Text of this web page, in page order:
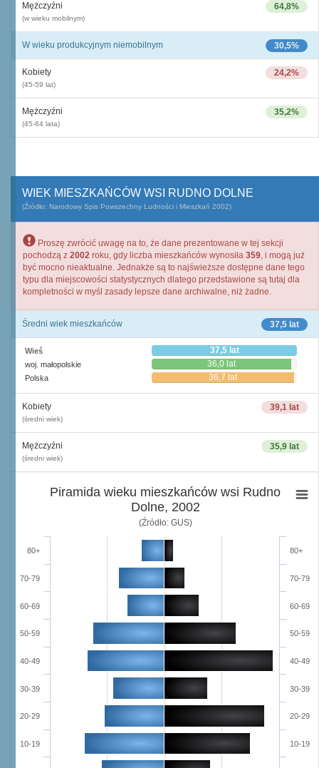
64,8%
Mężczyźni
(w wieku mobilnym)
30,5%
W wieku produkcyjnym niemobilnym
24,2%
Kobiety
(45-59 lat)
35,2%
Mężczyźni
(45-64 lata)
WIEK MIESZKAŃCÓW WSI RUDNO DOLNE
(Źródło: Narodowy Spis Powszechny Ludności i Mieszkań 2002)
Proszę zwrócić uwagę na to, że dane prezentowane w tej sekcji
pochodzą z 2002 roku, gdy liczba mieszkańców wynosiła 359, i mogą już
być mocno nieaktualne. Jednakże są to najświeższe dostępne dane tego
typu dla miejscowości statystycznych dlatego przedstawione są tutaj dla
kompletności w myśl zasady lepsze dane archiwalne, niż żadne.
37,5 lat
Średni wiek mieszkańców
Wieś 37,5 lat
woj. małopolskie 36,0 lat
Polska 36,7 lat
39,1 lat
Kobiety
(średni wiek)
35,9 lat
Mężczyźni
(średni wiek)
Piramida wieku mieszkańców wsi Rudno
Dolne, 2002
(Źródło: GUS)
10-19
20-29
30-39
40-49
50-59
60-69
70-79
80+
10-19
20-29
30-39
40-49
50-59
60-69
70-79
80+